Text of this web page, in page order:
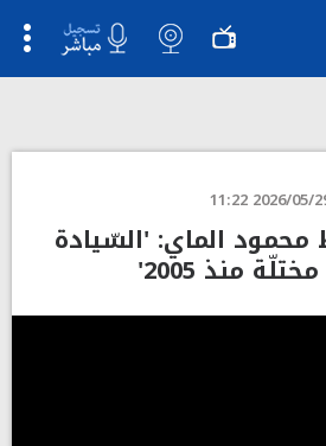
2026/05/29
محمود الماي: 'السّيادة
منذ 2005'